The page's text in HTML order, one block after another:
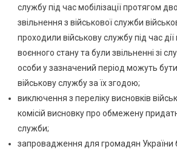
службу під час мобілізації протягом
звільнення з військової служби
проходили військову службу під час
воєнного стану та були звільненні зі
особи у зазначений період можуть
військову службу за їх згодою;
виключення з переліку висновків
комісій висновку про обмежену
служби;
запровадження для громадян України